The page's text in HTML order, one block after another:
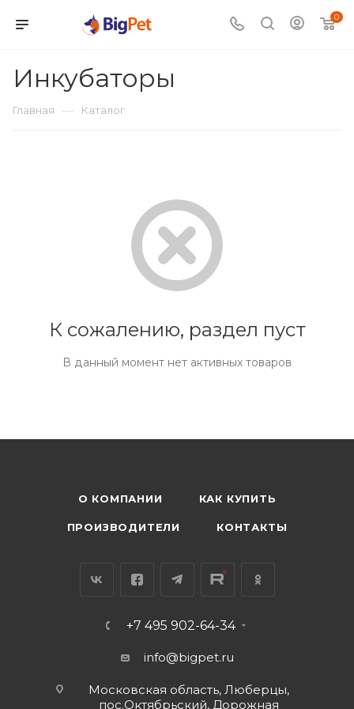
0
Инкубаторы
Главная — Каталог
К сожалению, раздел пуст
В данный момент нет активных товаров
О КОМПАНИИ КАК КУПИТЬ
ПРОИЗВОДИТЕЛИ КОНТАКТЫ
+7 495 902-64-34
info@bigpet.ru
Московская область, Люберцы,
пос.Октябрьский, Дорожная